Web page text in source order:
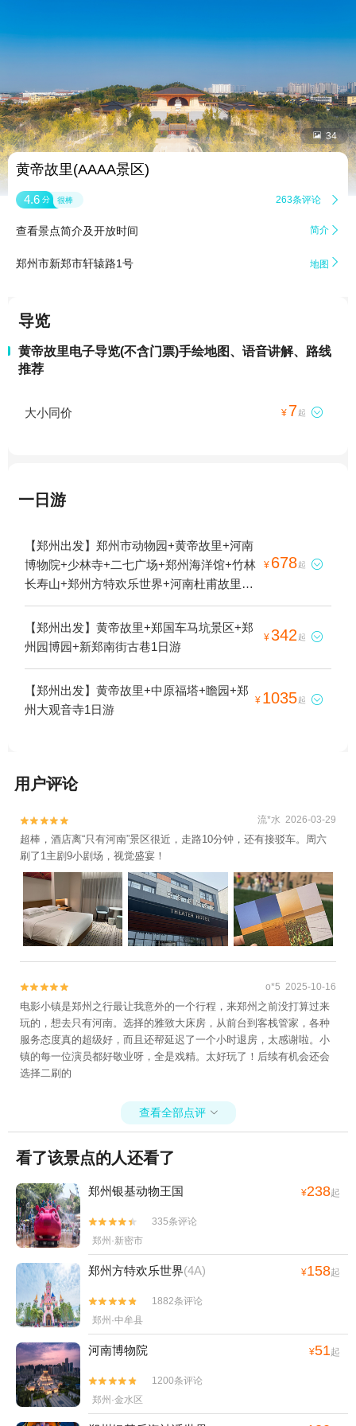
 34
黄帝故里(AAAA景区)
4.6 分 很棒 263条评论 
查看景点简介及开放时间 简介 
郑州市新郑市轩辕路1号 地图 
导览
黄帝故里电子导览(不含门票)手绘地图、语音讲解、路线
推荐
大小同价 ¥ 7起 
一日游
【郑州出发】郑州市动物园+黄帝故里+河南
博物院+少林寺+二七广场+郑州海洋馆+竹林
长寿山+郑州方特欢乐世界+河南杜甫故里
+郑州方特梦幻王国+郑州银基黄帝宫御温泉
+郑州银基乐海神话世界+郑州园博园+郑州
银基冰雪世界+郑州潘多拉萌宠乐园+伏羲山
南·戏剧幻城+郑州方特旅游度假区1日游
¥ 678起 
【郑州出发】黄帝故里+郑国车马坑景区+郑
州园博园+新郑南街古巷1日游
¥342 起 
【郑州出发】黄帝故里+中原福塔+瞻园+郑
州大观音寺1日游
¥ 1035起 
用户评论

 流*水 2026-03-29
超棒，酒店离“只有河南”景区很近，走路10分钟，还有接驳车。周六
刷了1主剧9小剧场，视觉盛宴！

 o*5 2025-10-16
电影小镇是郑州之行最让我意外的一个行程，来郑州之前没打算过来
玩的，想去只有河南。选择的雅致大床房，从前台到客栈管家，各种
服务态度真的超级好，而且还帮延迟了一个小时退房，太感谢啦。小
镇的每一位演员都好敬业呀，全是戏精。太好玩了！后续有机会还会
选择二刷的
查看全部点评 
看了该景点的人还看了
郑州银基动物王国 ¥238起


335条评论
郑州·新密市
郑州方特欢乐世界(4A) ¥158起


1882条评论
郑州·中牟县
河南博物院 ¥51起


1200条评论
郑州·金水区